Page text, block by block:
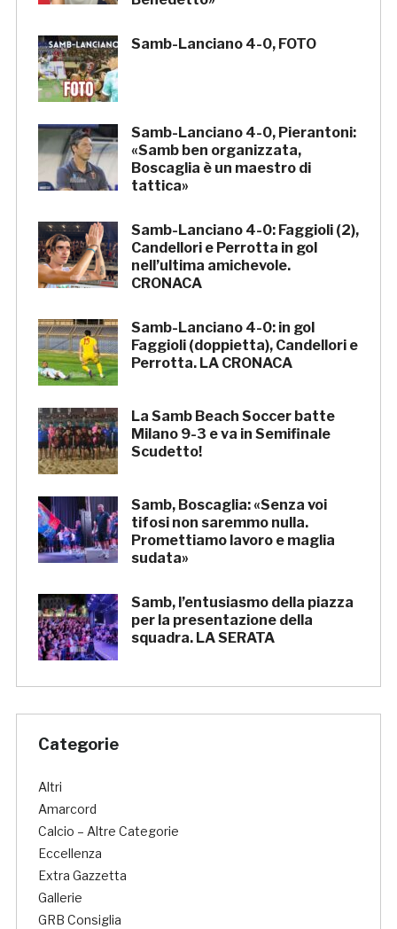
Samb-Lanciano 4-0, FOTO
Samb-Lanciano 4-0, Pierantoni:
«Samb ben organizzata,
Boscaglia è un maestro di
tattica»
Samb-Lanciano 4-0: Faggioli (2),
Candellori e Perrotta in gol
nell’ultima amichevole.
CRONACA
Samb-Lanciano 4-0: in gol
Faggioli (doppietta), Candellori e
Perrotta. LA CRONACA
La Samb Beach Soccer batte
Milano 9-3 e va in Semifinale
Scudetto!
Samb, Boscaglia: «Senza voi
tifosi non saremmo nulla.
Promettiamo lavoro e maglia
sudata»
Samb, l’entusiasmo della piazza
per la presentazione della
squadra. LA SERATA
Categorie
Altri
Amarcord
Calcio – Altre Categorie
Eccellenza
Extra Gazzetta
Gallerie
GRB Consiglia